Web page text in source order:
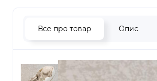
Все про товар Опис